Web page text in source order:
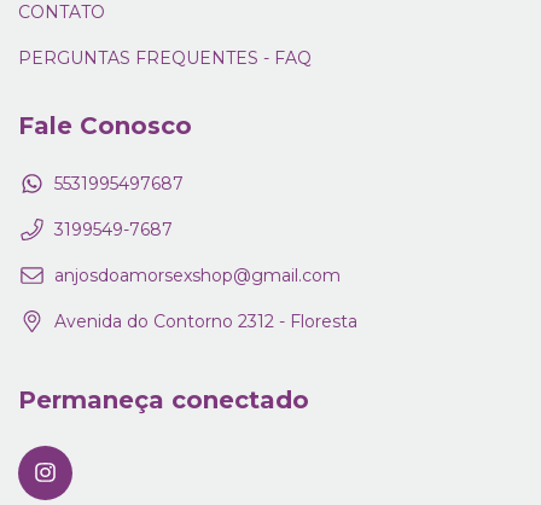
CONTATO
PERGUNTAS FREQUENTES - FAQ
Fale Conosco
5531995497687
3199549-7687
anjosdoamorsexshop@gmail.com
Avenida do Contorno 2312 - Floresta
Permaneça conectado